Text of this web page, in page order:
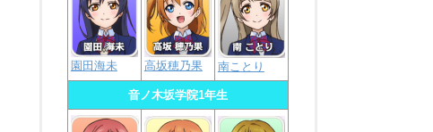
園田海未 高坂穂乃果 南ことり
音ノ木坂学院1年生